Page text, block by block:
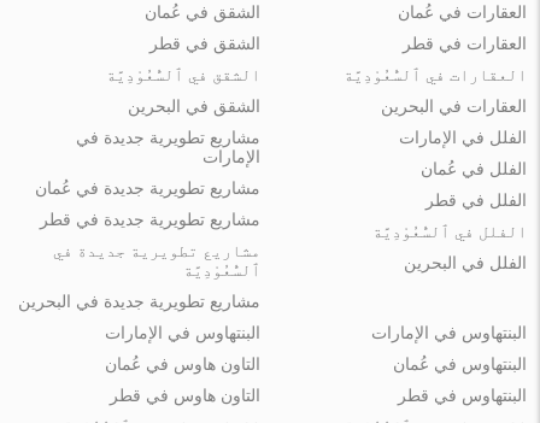
العقارات في عُمان
العقارات في قطر
العقارات في ٱلسُّعُوْدِيَّة
العقارات في البحرين
الشقق في عُمان
الشقق في قطر
الشقق في ٱلسُّعُوْدِيَّة
الشقق في البحرين
الفلل في الإمارات
الفلل في عُمان
الفلل في قطر
الفلل في ٱلسُّعُوْدِيَّة
الفلل في البحرين
مشاريع تطويرية جديدة في
الإمارات
مشاريع تطويرية جديدة في عُمان
مشاريع تطويرية جديدة في قطر
مشاريع تطويرية جديدة في
ٱلسُّعُوْدِيَّة
مشاريع تطويرية جديدة في البحرين
البنتهاوس في الإمارات
البنتهاوس في عُمان
البنتهاوس في قطر
البنتهاوس في الإمارات
التاون هاوس في عُمان
التاون هاوس في قطر